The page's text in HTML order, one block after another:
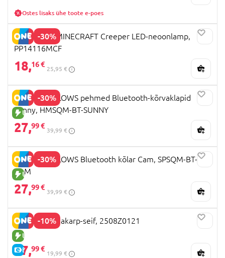
Ostes lisaks ühe toote e-poes
-30%
PALADONE MINECRAFT Creeper LED-neoonlamp,
PP14116MCF
18,16 €
25,95 €
-30%
UUS TOODE
SQUISHMALLOWS pehmed Bluetooth-kõrvaklapid
Sunny, HMSQM-BT-SUNNY
27,99 €
39,99 €
-30%
UUS TOODE
SQUISHMALLOWS Bluetooth kõlar Cam, SPSQM-BT-
CAM
27,99 €
39,99 €
-10%
UUS TOODE
E-HIND
Capybara rahakarp-seif, 2508Z0121
17,99 €
19,99 €